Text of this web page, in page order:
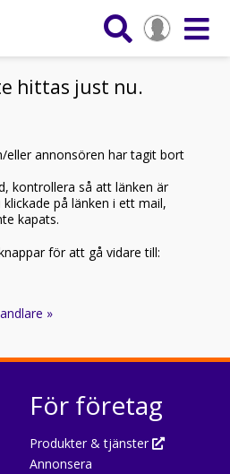
hittas just nu.
eller annonsören har tagit bort
kontrollera så att länken är
på länken i ett mail,
kapats.
för att gå vidare till:
»
För företag
Produkter & tjänster
Annonsera